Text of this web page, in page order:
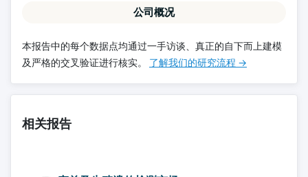
公司概况
本报告中的每个数据点均通过一手访谈、真正的自下而上建模
及严格的交叉验证进行核实。 了解我们的研究流程 →
相关报告